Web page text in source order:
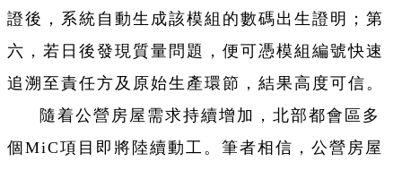
證後，系統自動生成該模組的數碼出生證明；第
六，若日後發現質量問題，便可憑模組編號快速
追溯至責任方及原始生產環節，結果高度可信。
隨着公營房屋需求持續增加，北部都會區多
個MiC項目即將陸續動工。筆者相信，公營房屋